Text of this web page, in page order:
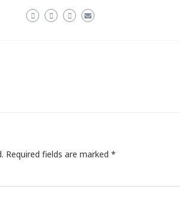
Required fields are marked *